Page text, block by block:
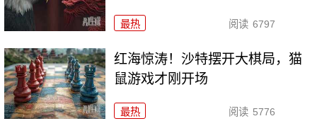
最热 阅读 6797
红海惊涛！沙特摆开大棋局，猫
鼠游戏才刚开场
最热 阅读 5776